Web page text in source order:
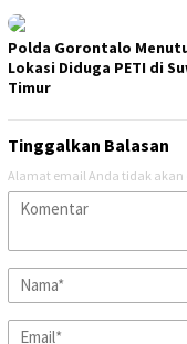
Polda Gorontalo
Lokasi Diduga PETI di
Timur
Tinggalkan Balasan
Alamat email Anda tidak akan